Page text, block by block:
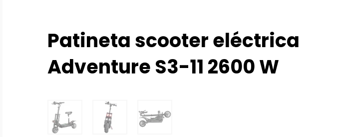
Patineta scooter eléctrica
Adventure S3-11 2600 W